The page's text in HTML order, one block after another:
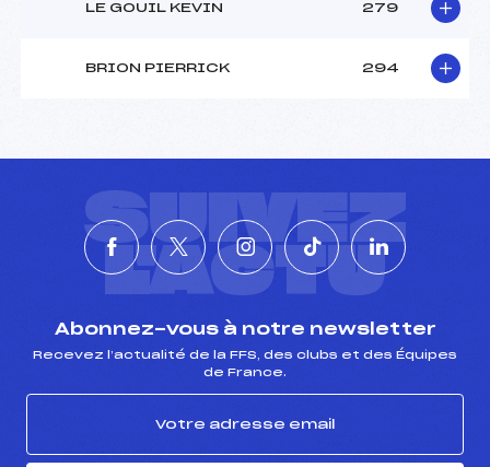
LE GOUIL KEVIN 279
BRION PIERRICK 294
SUIVEZ
L'ACTU
Abonnez-vous à notre newsletter
Recevez l’actualité de la FFS, des clubs et des Équipes
de France.